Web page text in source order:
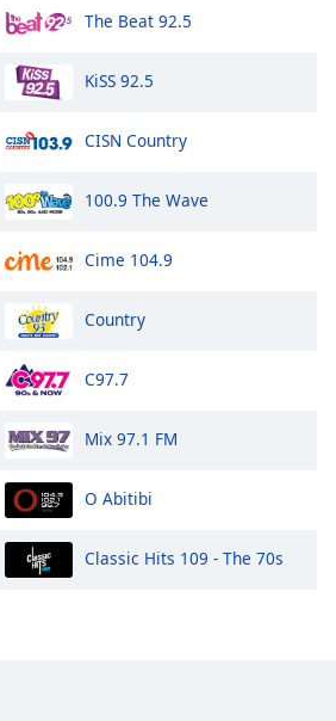
The Beat 92.5
KiSS 92.5
CISN Country
100.9 The Wave
Cime 104.9
Country
C97.7
Mix 97.1 FM
O Abitibi
Classic Hits 109 - The 70s